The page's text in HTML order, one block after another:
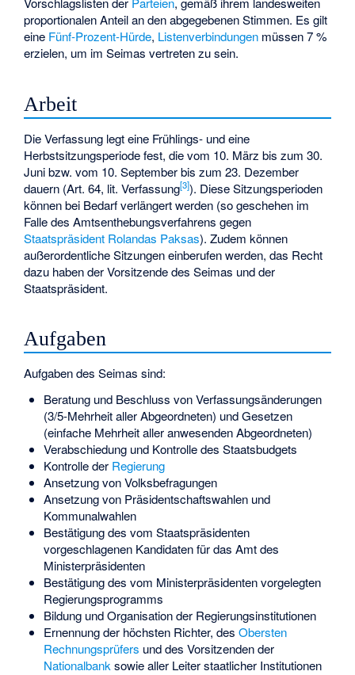
proportionalen Anteil an den abgegebenen Stimmen. Es gilt
eine Fünf-Prozent-Hürde, Listenverbindungen müssen 7 %
erzielen, um im Seimas vertreten zu sein.
Arbeit
Die Verfassung legt eine Frühlings- und eine
Herbstsitzungsperiode fest, die vom 10. März bis zum 30.
Juni bzw. vom 10. September bis zum 23. Dezember
dauern (Art. 64, lit. Verfassung[3]). Diese Sitzungsperioden
können bei Bedarf verlängert werden (so geschehen im
Falle des Amtsenthebungsverfahrens gegen
Staatspräsident Rolandas Paksas). Zudem können
außerordentliche Sitzungen einberufen werden, das Recht
dazu haben der Vorsitzende des Seimas und der
Staatspräsident.
Aufgaben
Aufgaben des Seimas sind:
Beratung und Beschluss von Verfassungsänderungen
(3/5-Mehrheit aller Abgeordneten) und Gesetzen
(einfache Mehrheit aller anwesenden Abgeordneten)
Verabschiedung und Kontrolle des Staatsbudgets
Kontrolle der Regierung
Ansetzung von Volksbefragungen
Ansetzung von Präsidentschaftswahlen und
Kommunalwahlen
Bestätigung des vom Staatspräsidenten
vorgeschlagenen Kandidaten für das Amt des
Ministerpräsidenten
Bestätigung des vom Ministerpräsidenten vorgelegten
Regierungsprogramms
Bildung und Organisation der Regierungsinstitutionen
Ernennung der höchsten Richter, des Obersten
Rechnungsprüfers und des Vorsitzenden der
Nationalbanksowie aller Leiter staatlicher Institutionen